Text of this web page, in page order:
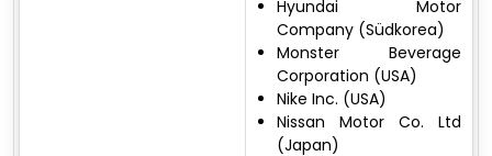
Hyundai Motor
Company (Südkorea)
Monster Beverage
Corporation (USA)
Nike Inc. (USA)
Nissan Motor Co. Ltd
(Japan)